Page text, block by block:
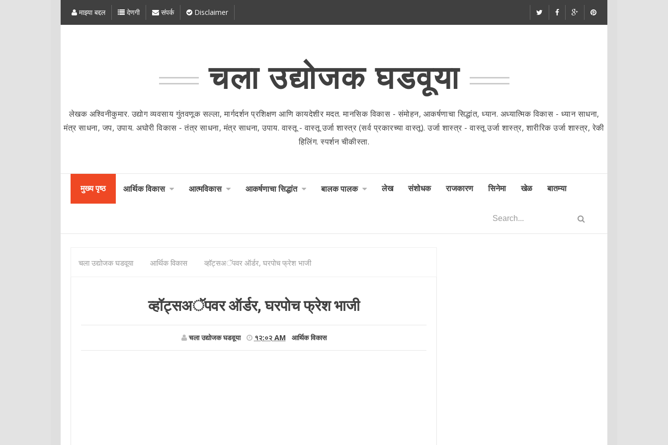
माझ्या बद्दल देणगी संपर्क Disclaimer
चला उद्योजक घडवूया
लेखक अश्विनीकुमार. उद्योग व्यवसाय गुंतवणूक सल्ला, मार्गदर्शन प्रशिक्षण आणि कायदेशीर मदत. मानसिक विकास - संमोहन, आकर्षणाचा सिद्धांत, ध्यान. अध्यात्मिक विकास - ध्यान साधना,
मंत्र साधना, जप, उपाय. अघोरी विकास - तंत्र साधना, मंत्र साधना, उपाय. वास्तू - वास्तू उर्जा शास्त्र (सर्व प्रकारच्या वास्तू). उर्जा शास्त्र - वास्तू उर्जा शास्त्र, शारीरिक उर्जा शास्त्र, रेकी
हिलिंग. स्पर्शन चीकीस्ता.
मुख्य पृष्ठ आर्थिक विकास आत्मविकास आकर्षणाचा सिद्धांत बालक पालक लेख संशोधक राजकारण सिनेमा खेळ बातम्या
चला उद्योजक घडवूया आर्थिक विकास व्हॉट्सअॅपवर ऑर्डर, घरपोच फ्रेश भाजी
व्हॉट्सअॅपवर ऑर्डर, घरपोच फ्रेश भाजी
चला उद्योजक घडवूया १२:०२ AM आर्थिक विकास